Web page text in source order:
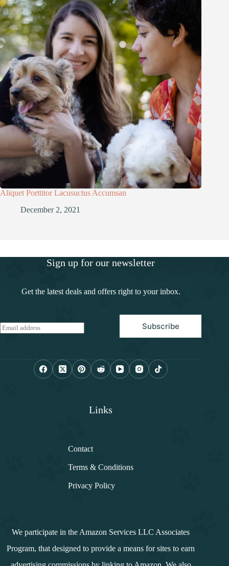
Aliquet Porttitor Lacusuctus Accumsan
December 2, 2021
Sign up for our newsletter
Get the latest deals and offers right to your inbox.
E
m
Subscribe
Links
Contact
Terms & Conditions
Privacy Policy
We participate in the Amazon Services LLC Associates
Program, that designed to provide a means for sites to earn